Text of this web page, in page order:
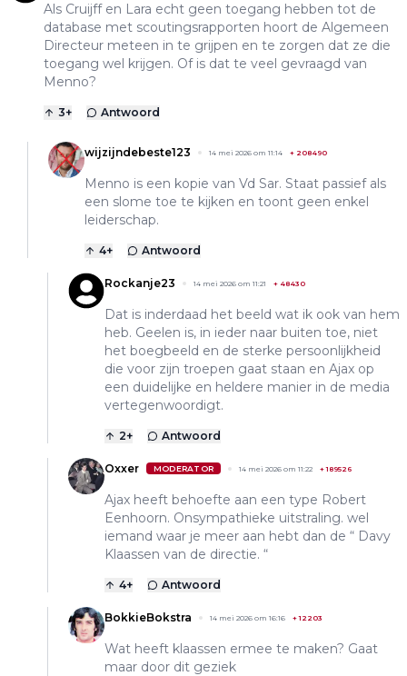
Als Cruijff en Lara echt geen toegang hebben tot de
database met scoutingsrapporten hoort de Algemeen
Directeur meteen in te grijpen en te zorgen dat ze die
toegang wel krijgen. Of is dat te veel gevraagd van
Menno?
3+ Antwoord
wijzijndebeste123 14 mei 2026 om 11:14 + 208490
Menno is een kopie van Vd Sar. Staat passief als
een slome toe te kijken en toont geen enkel
leiderschap.
4+ Antwoord
Rockanje23 14 mei 2026 om 11:21 + 48430
Dat is inderdaad het beeld wat ik ook van hem
heb. Geelen is, in ieder naar buiten toe, niet
het boegbeeld en de sterke persoonlijkheid
die voor zijn troepen gaat staan en Ajax op
een duidelijke en heldere manier in de media
vertegenwoordigt.
2+ Antwoord
Oxxer MODERATOR 14 mei 2026 om 11:22 +189526
Ajax heeft behoefte aan een type Robert
Eenhoorn. Onsympathieke uitstraling. wel
iemand waar je meer aan hebt dan de “ Davy
Klaassen van de directie. “
4+ Antwoord
BokkieBokstra 14 mei 2026 om 16:16 +12203
Wat heeft klaassen ermee te maken? Gaat
maar door dit geziek